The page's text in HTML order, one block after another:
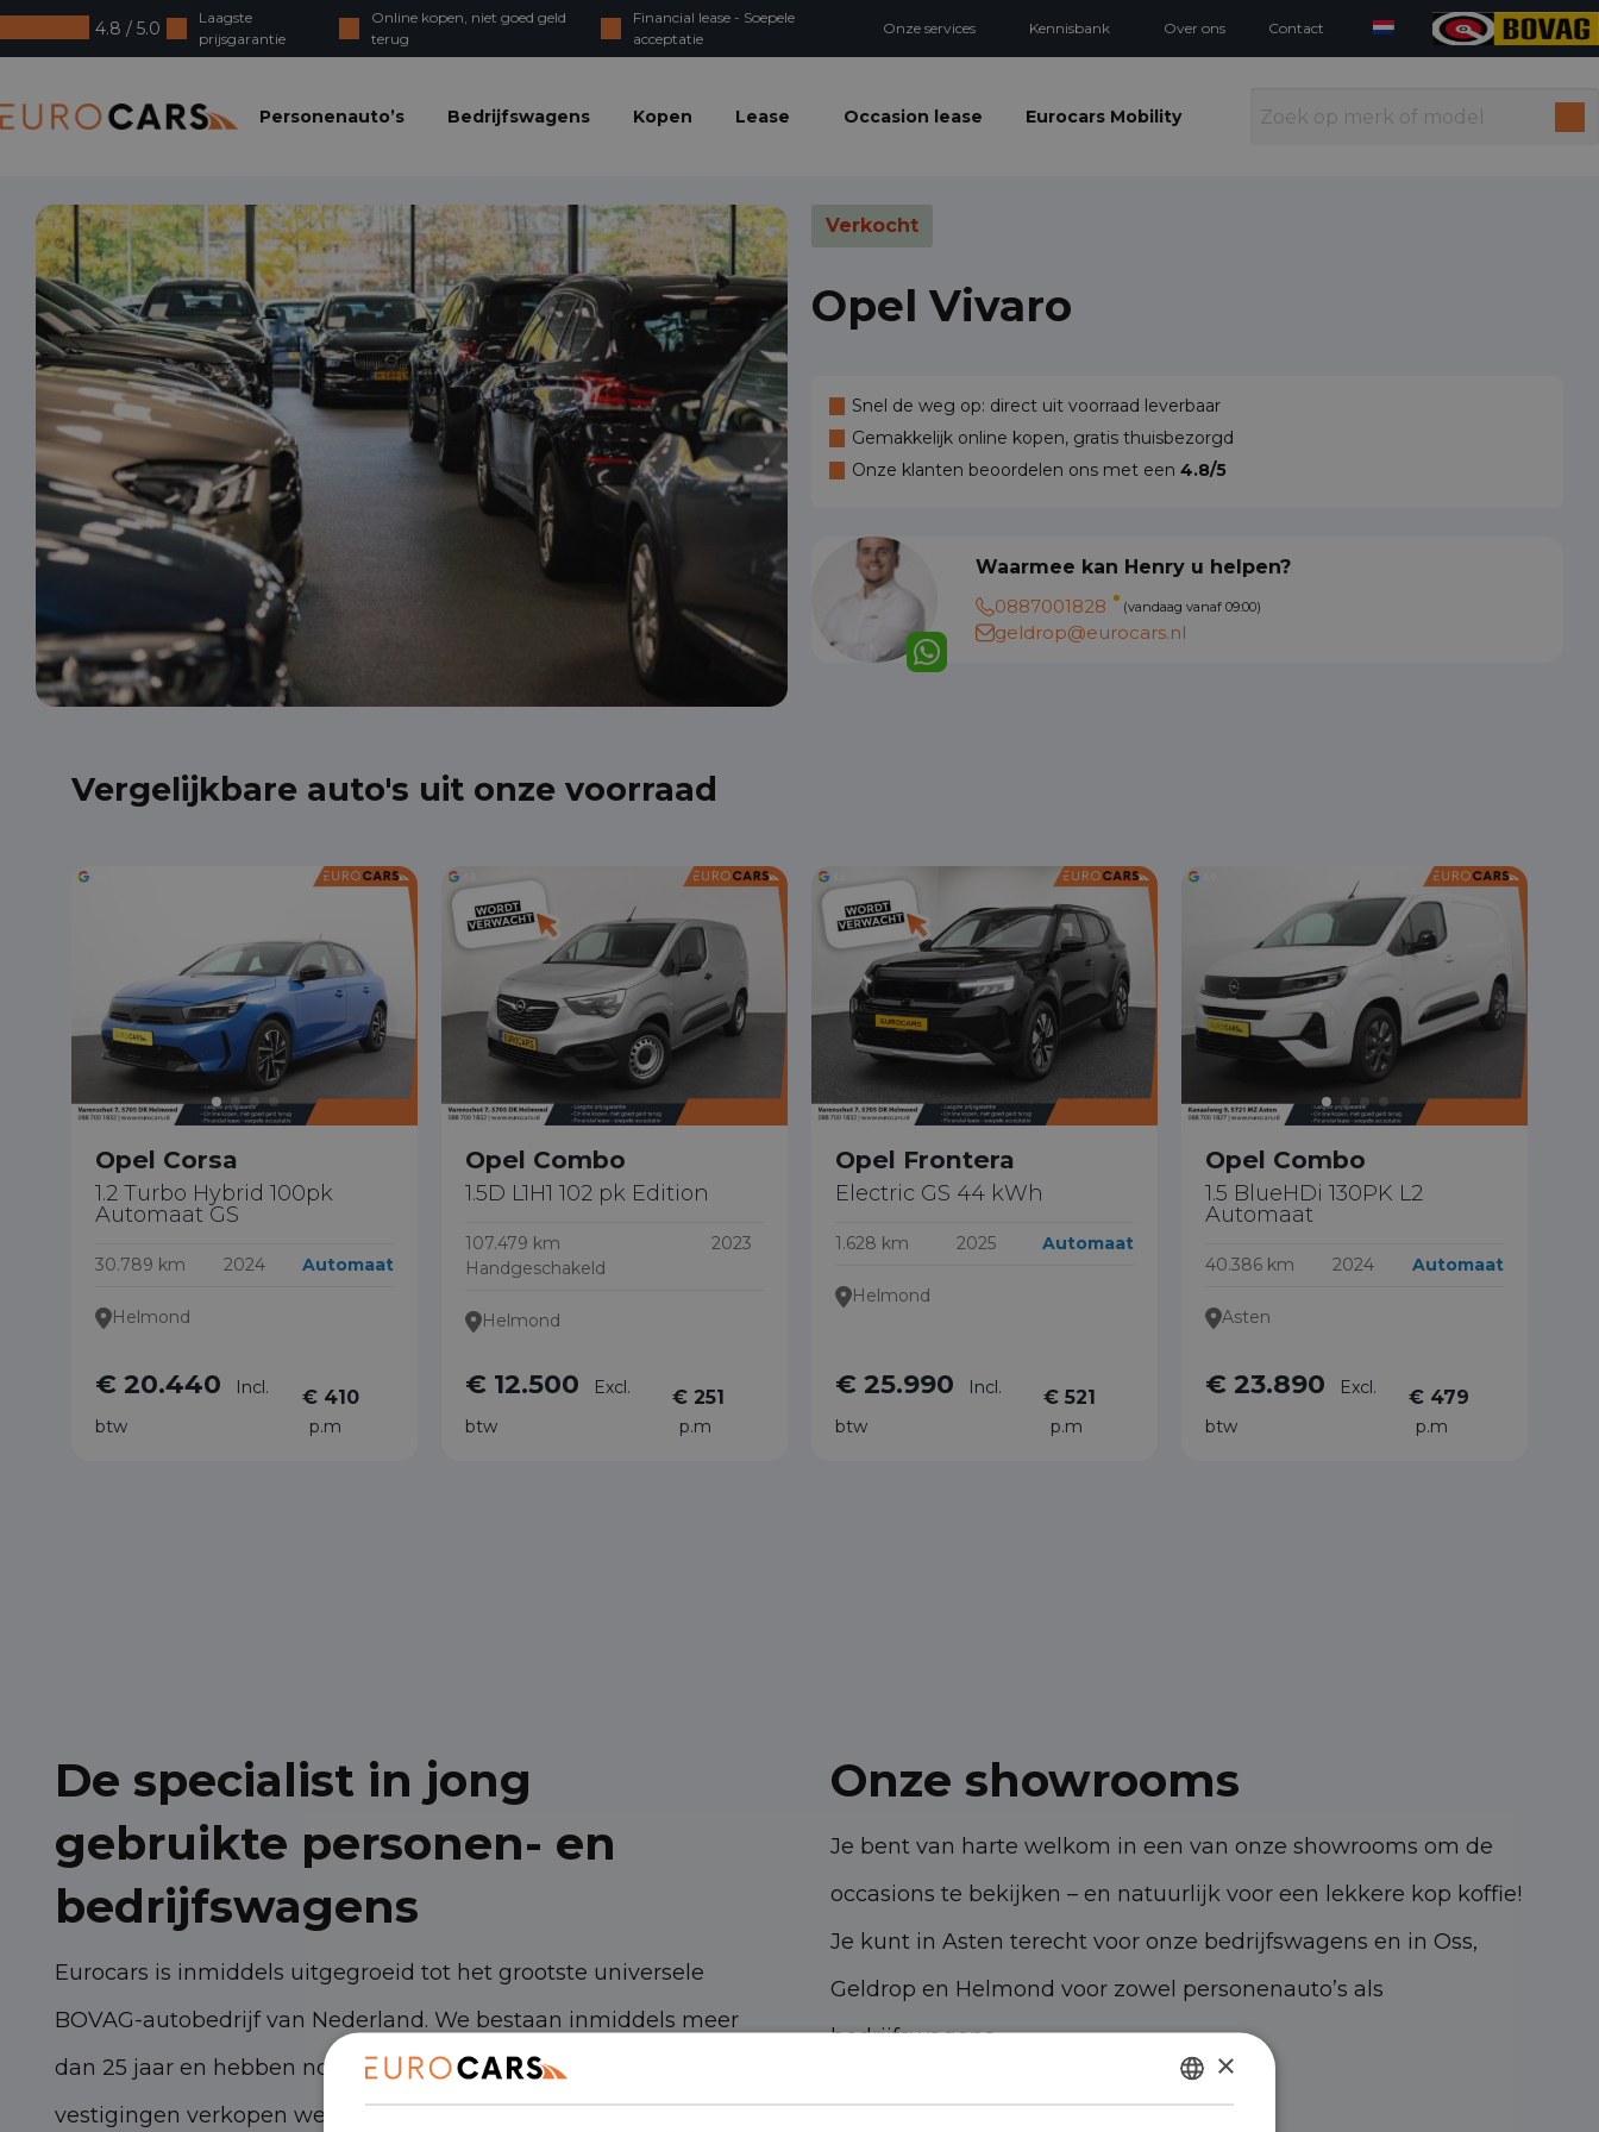
4.8 / 5.0
Laagste
prijsgarantie
Online kopen, niet goed geld
terug
Financial lease - Soepele
acceptatie
Onze services Kennisbank Over ons Contact
Personenauto’s
Bedrijfswagens Kopen Lease Occasion lease Eurocars Mobility
Verkocht
Opel Vivaro
Snel de weg op: direct uit voorraad leverbaar
Gemakkelijk online kopen, gratis thuisbezorgd
Onze klanten beoordelen ons met een 4.8/5
Waarmee kan Henry u helpen?
0887001828
(vandaag vanaf 09:00)
geldrop@eurocars.nl
Vergelijkbare auto's uit onze voorraad
Opel Corsa
1.2 Turbo Hybrid 100pk
Automaat GS
30.789 km 2024 Automaat
Helmond
€ 20.440
Incl.
btw
€ 410
p.m
Opel Combo
1.5D L1H1 102 pk Edition
107.479 km
2023
Handgeschakeld
Helmond
€ 12.500
Excl.
btw
€ 251
p.m
Opel Frontera
Electric GS 44 kWh
1.628 km 2025 Automaat
Helmond
€ 25.990
Incl.
btw
€ 521
p.m
Opel Combo
1.5 BlueHDi 130PK L2
Automaat
40.386 km 2024 Automaat
Asten
€ 23.890
Excl.
btw
€ 479
p.m
De specialist in jong
gebruikte personen- en
bedrijfswagens
Eurocars is inmiddels uitgegroeid tot het grootste universele
BOVAG-autobedrijf van Nederland. We bestaan inmiddels meer
dan 25 jaar en hebben nog steeds torenhoge ambities. Met onze
vestigingen verkopen we zo’n 3.000 personen- en bedrijfswagens
Onze showrooms
Je bent van harte welkom in een van onze showrooms om de
occasions te bekijken – en natuurlijk voor een lekkere kop koffie!
Je kunt in Asten terecht voor onze bedrijfswagens en in Oss,
Geldrop en Helmond voor zowel personenauto’s als
bedrijfswagens.
Havenstraat 28, 5347 KK Oss
DUTCH
×